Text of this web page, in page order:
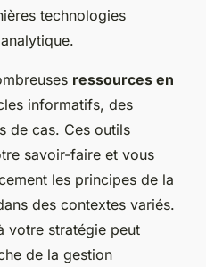
technologies
ressources en
informatifs, des
de cas. Ces outils
savoir-faire et vous
les principes de la
des contextes variés.
votre stratégie peut
de la gestion